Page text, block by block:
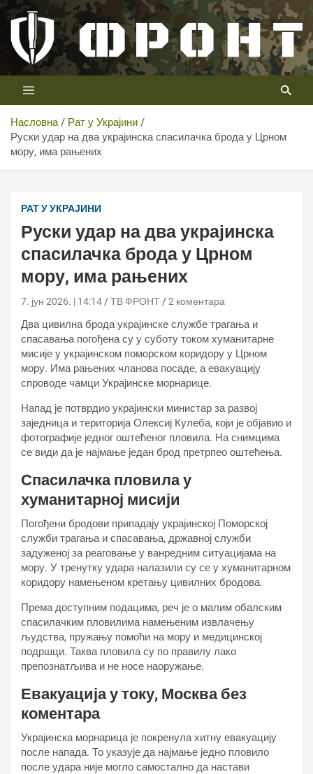
Скип
цонтент
Телевизија ФРОНТ
Први војни канал у Србији
Насловна
Рат у Украјини
Руски удар на два украјинска спасилачка брода у Црном
мору, има рањених
РАТ У УКРАЈИНИ
Руски удар на два украјинска
спасилачка брода у Црном
мору, има рањених
7. јун 2026. | 14:14 ТВ ФРОНТ 2 коментара
Два цивилна брода украјинске службе трагања и
спасавања погођена су у суботу током хуманитарне
мисије у украјинском поморском коридору у Црном
мору. Има рањених чланова посаде, а евакуацију
спроводе чамци Украјинске морнарице.
Напад је потврдио украјински министар за развој
заједница и територија Олексиј Кулеба, који је објавио и
фотографије једног оштећеног пловила. На снимцима
се види да је најмање један брод претрпео оштећења.
Спасилачка пловила у
хуманитарној мисији
Погођени бродови припадају украјинској Поморској
служби трагања и спасавања, државној служби
задуженој за реаговање у ванредним ситуацијама на
мору. У тренутку удара налазили су се у хуманитарном
коридору намењеном кретању цивилних бродова.
Према доступним подацима, реч је о малим обалским
спасилачким пловилима намењеним извлачењу
људства, пружању помоћи на мору и медицинској
подршци. Таква пловила су по правилу лако
препознатљива и не носе наоружање.
Евакуација у току, Москва без
коментара
Украјинска морнарица је покренула хитну евакуацију
после напада. То указује да најмање једно пловило
после удара није могло самостално да настави